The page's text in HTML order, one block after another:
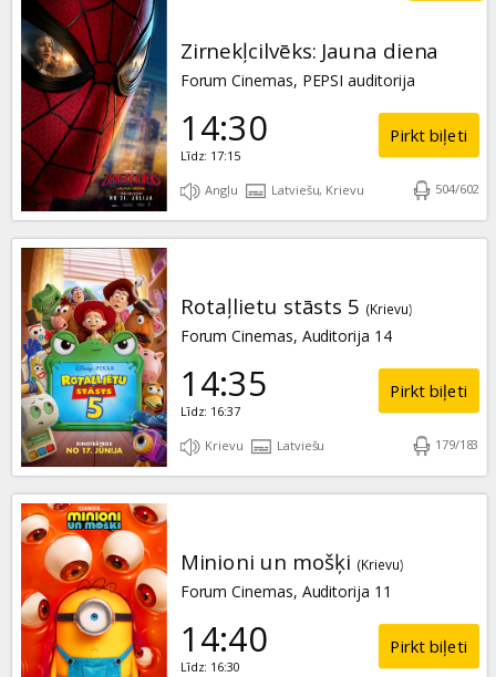
Zirnekļcilvēks: Jauna diena
Forum Cinemas, PEPSI auditorija
14:30
Līdz: 17:15
Pirkt biļeti
Angļu Latviešu, Krievu 504/602
Rotaļlietu stāsts 5 (Krievu)
Forum Cinemas, Auditorija 14
14:35
Līdz: 16:37
Pirkt biļeti
Krievu Latviešu 179/183
Minioni un mošķi (Krievu)
Forum Cinemas, Auditorija 11
14:40
Līdz: 16:30
Pirkt biļeti